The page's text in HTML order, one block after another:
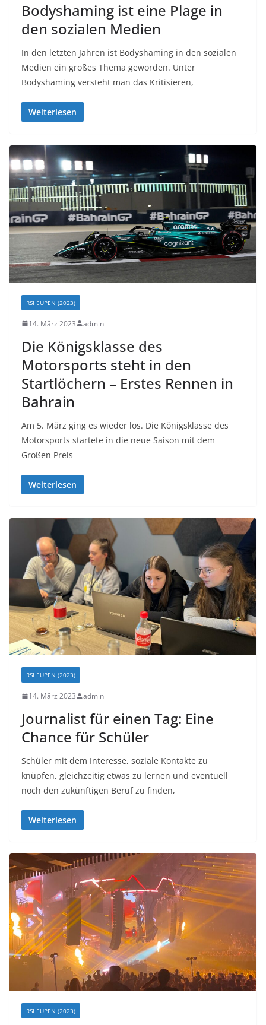
Bodyshaming ist eine Plage in
den sozialen Medien
In den letzten Jahren ist Bodyshaming in den sozialen
Medien ein großes Thema geworden. Unter
Bodyshaming versteht man das Kritisieren,
Weiterlesen
RSI EUPEN (2023)
14. März 2023 admin
Die Königsklasse des
Motorsports steht in den
Startlöchern – Erstes Rennen in
Bahrain
Am 5. März ging es wieder los. Die Königsklasse des
Motorsports startete in die neue Saison mit dem
Großen Preis
Weiterlesen
RSI EUPEN (2023)
14. März 2023 admin
Journalist für einen Tag: Eine
Chance für Schüler
Schüler mit dem Interesse, soziale Kontakte zu
knüpfen, gleichzeitig etwas zu lernen und eventuell
noch den zukünftigen Beruf zu finden,
Weiterlesen
RSI EUPEN (2023)